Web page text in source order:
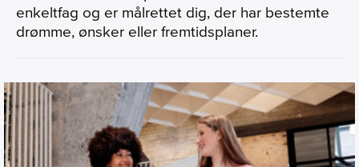
enkeltfag og er målrettet dig, der har bestemte
drømme, ønsker eller fremtidsplaner.